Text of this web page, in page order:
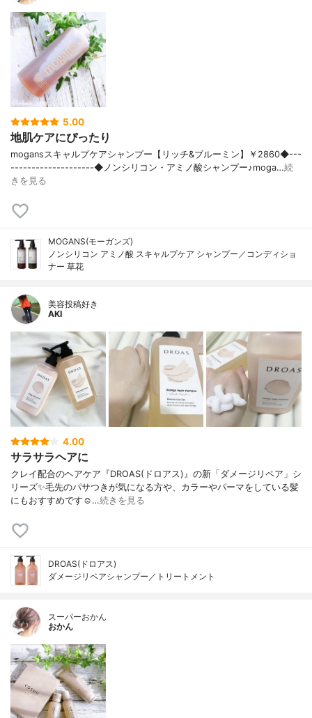
5.00
地肌ケアにぴったり
mogansスキャルプケアシャンプー【リッチ&ブルーミン】￥2860◆---
--------------------◆ノンシリコン・アミノ酸シャンプー♪moga…続
きを見る
MOGANS(モーガンズ)
ノンシリコン アミノ酸 スキャルプケア シャンプー／コンディショ
ナー 草花
美容投稿好き
AKI
4.00
サラサラヘアに
クレイ配合のヘアケア『DROAS(ドロアス)』の新「ダメージリペア」シ
リーズ ✨ 毛先のパサつきが気になる方や、カラーやパーマをしている髪
にもおすすめです☺️ …続きを見る
DROAS(ドロアス)
ダメージリペアシャンプー／トリートメント
スーパーおかん
おかん